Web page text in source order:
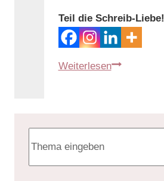
Teil die Schreib-Liebe!
Weiterlesen